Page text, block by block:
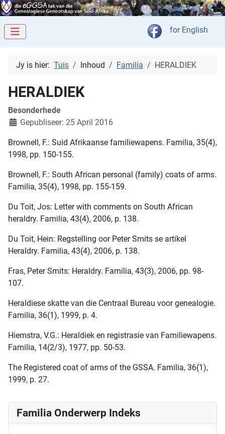
Kies jou taal
for English
Familia Onderwerp Indeks
Jy is hier: Tuis Inhoud Familia HERALDIEK
HERALDIEK
Besonderhede
Gepubliseer: 25 April 2016
Brownell, F.: Suid Afrikaanse familiewapens. Familia, 35(4),
1998, pp. 150-155.
Brownell, F.: South African personal (family) coats of arms.
Familia, 35(4), 1998, pp. 155-159.
Du Toit, Jos: Letter with comments on South African
heraldry. Familia, 43(4), 2006, p. 138.
Du Toit, Hein: Regstelling oor Peter Smits se artikel
Heraldry. Familia, 43(4), 2006, p. 138.
Fras, Peter Smits: Heraldry. Familia, 43(3), 2006, pp. 98-
107.
Heraldiese skatte van die Centraal Bureau voor genealogie.
Familia, 36(1), 1999, p. 4.
Hiemstra, V.G.: Heraldiek en registrasie van Familiewapens.
Familia, 14(2/3), 1977, pp. 50-53.
The Registered coat of arms of the GSSA. Familia, 36(1),
1999, p. 27.